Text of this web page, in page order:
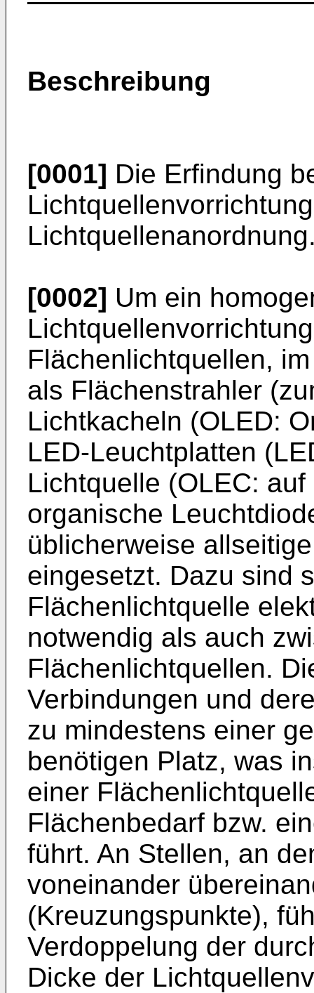
Beschreibung
[0001] Die Erfindung
[0002] Um ein
Flächenlichtquellen,
als Flächenstrahler
Lichtkacheln (OLED:
LED-Leuchtplatten
Lichtquelle (OLEC:
organische
üblicherweise
eingesetzt. Dazu sind
Flächenlichtquelle
notwendig als auch
Flächenlichtquellen.
Verbindungen und
zu mindestens einer
benötigen Platz, was
einer
Flächenbedarf bzw.
führt. An Stellen, an
voneinander
(Kreuzungspunkte),
Verdoppelung der
Dicke der